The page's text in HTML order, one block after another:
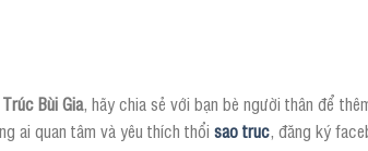
Bùi Gia, hãy chia sẻ với bạn bè người thân để
ai quan tâm và yêu thích thổi sao truc, đăng ký